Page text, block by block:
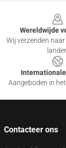
Wereldwijde
Wij verzenden
Aangeboden in
Contacteer ons